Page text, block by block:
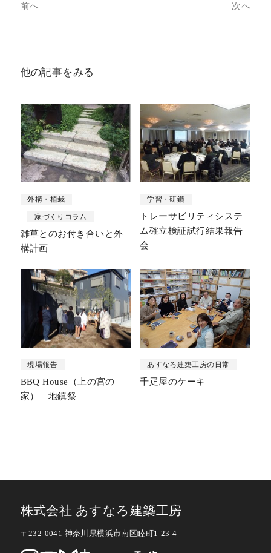
前へ 次へ
他の記事をみる
外構・植栽
家づくりコラム
雑草とのお付き合いと外
構計画
学習・研鑽
トレーサビリティシステ
ム確立検証試行結果報告
会
現場報告
BBQ House（上の宮の
家） 地鎮祭
あすなろ建築工房の日常
千疋屋のケーキ
株式会社 あすなろ建築工房
〒232-0041 神奈川県横浜市南区睦町1-23-4